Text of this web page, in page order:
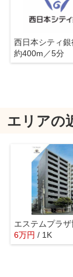
約400m／5分
エリアの
6万円 / 1K